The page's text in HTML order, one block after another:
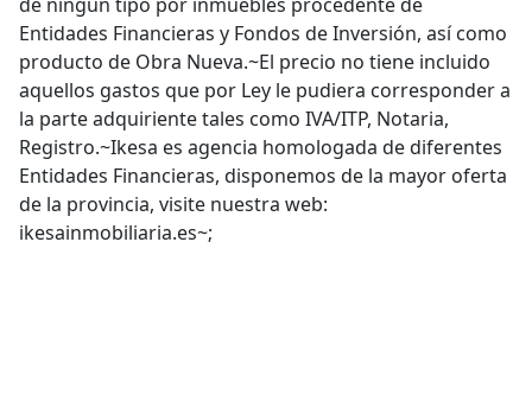
Entidades Financieras y Fondos de Inversión, así como
producto de Obra Nueva.~El precio no tiene incluido
aquellos gastos que por Ley le pudiera corresponder a
la parte adquiriente tales como IVA/ITP, Notaria,
Registro.~Ikesa es agencia homologada de diferentes
Entidades Financieras, disponemos de la mayor oferta
de la provincia, visite nuestra web:
ikesainmobiliaria.es~;